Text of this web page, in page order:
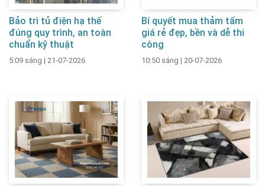
Bảo trì tủ điện hạ thế
đúng quy trình, an toàn
chuẩn kỹ thuật
5:09 sáng | 21-07-2026
Bí quyết mua thảm tấm
giá rẻ đẹp, bền và dễ thi
công
10:50 sáng | 20-07-2026